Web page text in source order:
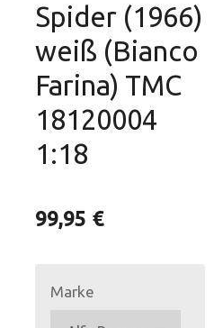
Spider (1966)
weiß (Bianco
Farina) TMC
18120004
1:18
99,95 €
Marke